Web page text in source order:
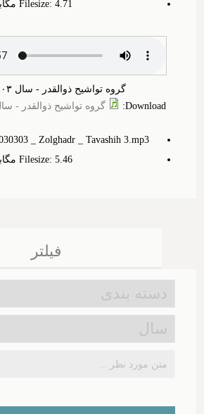
Filesize: 4.‎71 مگابایت
گروه تواشیح ذوالقدر - سال ۱۴۰۳ - (۳)
Download
: گروه تواشیح ذوالقدر - سال ۱۴۰۳ -
_ Zolghadr _ Tavashih 3.mp3
Filesize: 5.‎46 مگابایت
فیلتر